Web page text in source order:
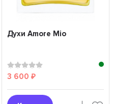
Духи Amore Mio
3 600 ₽